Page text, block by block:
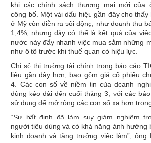
khi các chính sách thương mại mới của
công bố. Một vài dấu hiệu gần đây cho thấy
ở Mỹ còn diễn ra sôi động, như doanh thu
1,4%, nhưng đây có thể là kết quả của
nước này đẩy nhanh việc mua sắm những
như ô tô trước khi thuế quan có hiệu lực.
Chỉ số thị trường tài chính trong báo cáo
liệu gần đây hơn, bao gồm giá cổ phiếu
4. Các con số về niềm tin của doanh
dùng kéo dài đến cuối tháng 3, với các
sử dụng để mở rộng các con số xa hơn
“Sự bất định đã làm suy giảm nghiêm
người tiêu dùng và có khả năng ảnh hưởng
kinh doanh và tăng trưởng việc làm”, ông